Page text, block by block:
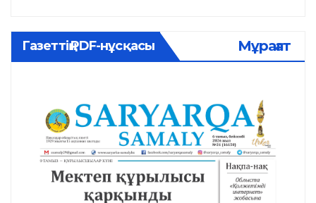
Газеттің PDF-нұсқасы Мұрағат